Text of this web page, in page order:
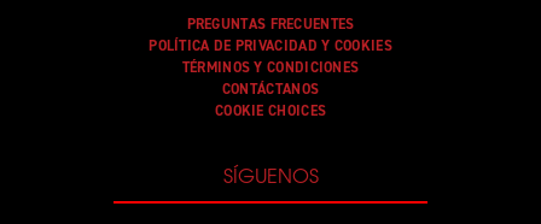
PREGUNTAS FRECUENTES
POLÍTICA DE PRIVACIDAD Y COOKIES
TÉRMINOS Y CONDICIONES
CONTÁCTANOS
COOKIE CHOICES
SÍGUENOS